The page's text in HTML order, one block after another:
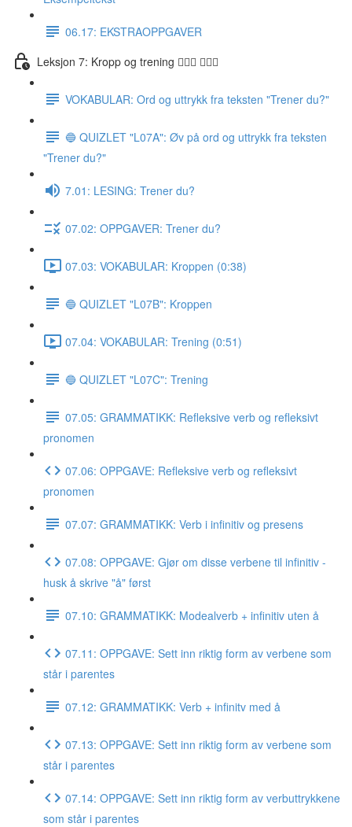
06.17: EKSTRAOPPGAVER
Leksjon 7: Kropp og trening 🚶🏼‍♀️ 🏋🏽‍♀️
VOKABULAR: Ord og uttrykk fra teksten "Trener du?"
🔵 QUIZLET "L07A": Øv på ord og uttrykk fra teksten
"Trener du?"
7.01: LESING: Trener du?
07.02: OPPGAVER: Trener du?
07.03: VOKABULAR: Kroppen (0:38)
🔵 QUIZLET "L07B": Kroppen
07.04: VOKABULAR: Trening (0:51)
🔵 QUIZLET "L07C": Trening
07.05: GRAMMATIKK: Refleksive verb og refleksivt
pronomen
07.06: OPPGAVE: Refleksive verb og refleksivt
pronomen
07.07: GRAMMATIKK: Verb i infinitiv og presens
07.08: OPPGAVE: Gjør om disse verbene til infinitiv -
husk å skrive "å" først
07.10: GRAMMATIKK: Modealverb + infinitiv uten å
07.11: OPPGAVE: Sett inn riktig form av verbene som
står i parentes
07.12: GRAMMATIKK: Verb + infinitv med å
07.13: OPPGAVE: Sett inn riktig form av verbene som
står i parentes
07.14: OPPGAVE: Sett inn riktig form av verbuttrykkene
som står i parentes